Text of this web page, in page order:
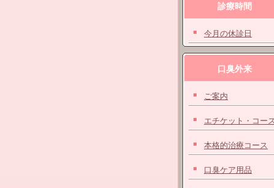
診療時間
今月の休診日
口臭外来
ご案内
エチケット・コー
本格的治療コース
口臭ケア用品